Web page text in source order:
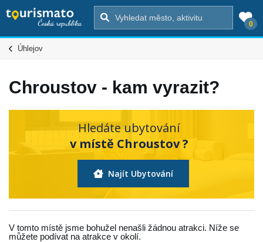
0
Úhlejov
Chroustov - kam vyrazit?
Hledáte ubytování
v místě Chroustov ?
Najít Ubytování
V tomto místě jsme bohužel nenašli žádnou atrakci. Níže se
můžete podívat na atrakce v okolí.